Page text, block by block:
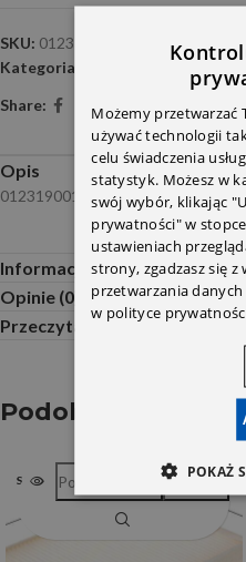
SKU: 0123190016
Kategoria:
Przeciwpyłkowe i
Share:
Opis
0123190016
Informacje dodatkowe
Opinie (0)
Przeczytaj Przed Zakupem
Podobne
SOLD OUTPorównywarka Ulubione
Możemy przetwarzać
używać technologii
celu świadczenia
statystyk. Możesz w
swój wybór, klikając
prywatności" w
ustawieniach
strony, zgadzasz się z
przetwarzania
w polityce
POKAŻ